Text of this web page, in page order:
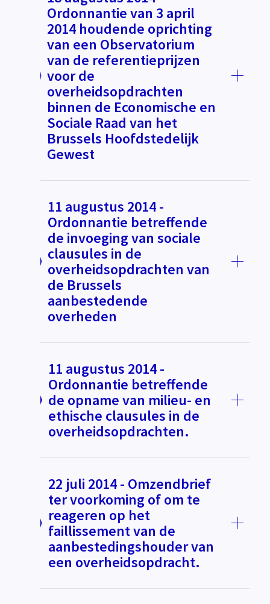
Ordonnantie van 3 april
2014 houdende oprichting
van een Observatorium
van de referentieprijzen
voor de
overheidsopdrachten
binnen de Economische en
Sociale Raad van het
Brussels Hoofdstedelijk
Gewest
11 augustus 2014 -
Ordonnantie betreffende
de invoeging van sociale
clausules in de
overheidsopdrachten van
de Brussels
aanbestedende
overheden
11 augustus 2014 -
Ordonnantie betreffende
de opname van milieu- en
ethische clausules in de
overheidsopdrachten.
22 juli 2014 - Omzendbrief
ter voorkoming of om te
reageren op het
faillissement van de
aanbestedingshouder van
een overheidsopdracht.